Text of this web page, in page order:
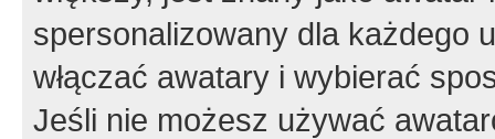
spersonalizowany dla każdego
włączać awatary i wybierać
Jeśli nie możesz używać